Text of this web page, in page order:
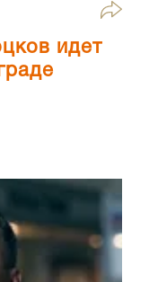
идет